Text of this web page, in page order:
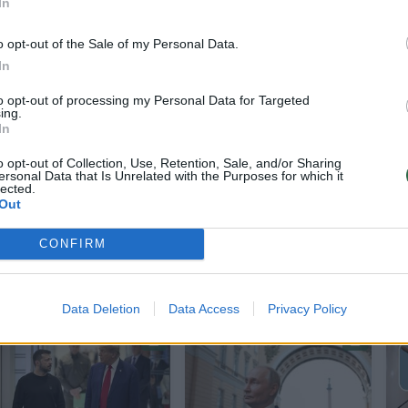
opt-out of the Sale of my Personal Data.
opt-out of processing my Personal Data for Targeted
opt-out of Collection, Use, Retention, Sale, and/or Sharing
Data that Is Unrelated with the Purposes for which it
CONFIRM
Data Deletion Data Access Privacy Policy
ir Ukrainos planą dėl visiškų ir besąlygiškų 30
sustabdyti smūgius energetikos
surengė keletą masinių oro atakų.